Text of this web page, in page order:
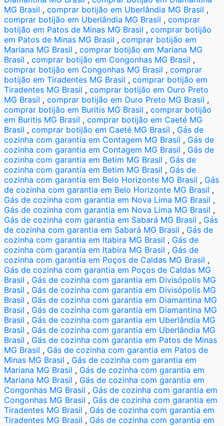
MG Brasil ,comprar botijão em Uberlândia MG Brasil ,
comprar botijão em Uberlândia MG Brasil ,comprar
botijão em Patos de Minas MG Brasil ,comprar botijão
em Patos de Minas MG Brasil ,comprar botijão em
Mariana MG Brasil ,comprar botijão em Mariana MG
Brasil ,comprar botijão em Congonhas MG Brasil ,
comprar botijão em Congonhas MG Brasil ,comprar
botijão em Tiradentes MG Brasil ,comprar botijão em
Tiradentes MG Brasil ,comprar botijão em Ouro Preto
MG Brasil ,comprar botijão em Ouro Preto MG Brasil ,
comprar botijão em Buritis MG Brasil ,comprar botijão
em Buritis MG Brasil ,comprar botijão em Caeté MG
Brasil ,comprar botijão em Caeté MG Brasil , Gás de
cozinha com garantia em Contagem MG Brasil , Gás de
cozinha com garantia em Contagem MG Brasil , Gás de
cozinha com garantia em Betim MG Brasil , Gás de
cozinha com garantia em Betim MG Brasil , Gás de
cozinha com garantia em Belo Horizonte MG Brasil , Gás
de cozinha com garantia em Belo Horizonte MG Brasil ,
Gás de cozinha com garantia em Nova Lima MG Brasil ,
Gás de cozinha com garantia em Nova Lima MG Brasil ,
Gás de cozinha com garantia em Sabará MG Brasil , Gás
de cozinha com garantia em Sabará MG Brasil , Gás de
cozinha com garantia em Itabira MG Brasil , Gás de
cozinha com garantia em Itabira MG Brasil , Gás de
cozinha com garantia em Poços de Caldas MG Brasil ,
Gás de cozinha com garantia em Poços de Caldas MG
Brasil , Gás de cozinha com garantia em Divisópolis MG
Brasil , Gás de cozinha com garantia em Divisópolis MG
Brasil , Gás de cozinha com garantia em Diamantina MG
Brasil , Gás de cozinha com garantia em Diamantina MG
Brasil , Gás de cozinha com garantia em Uberlândia MG
Brasil , Gás de cozinha com garantia em Uberlândia MG
Brasil , Gás de cozinha com garantia em Patos de Minas
MG Brasil , Gás de cozinha com garantia em Patos de
Minas MG Brasil , Gás de cozinha com garantia em
Mariana MG Brasil , Gás de cozinha com garantia em
Mariana MG Brasil , Gás de cozinha com garantia em
Congonhas MG Brasil , Gás de cozinha com garantia em
Congonhas MG Brasil , Gás de cozinha com garantia em
Tiradentes MG Brasil , Gás de cozinha com garantia em
Tiradentes MG Brasil , Gás de cozinha com garantia em